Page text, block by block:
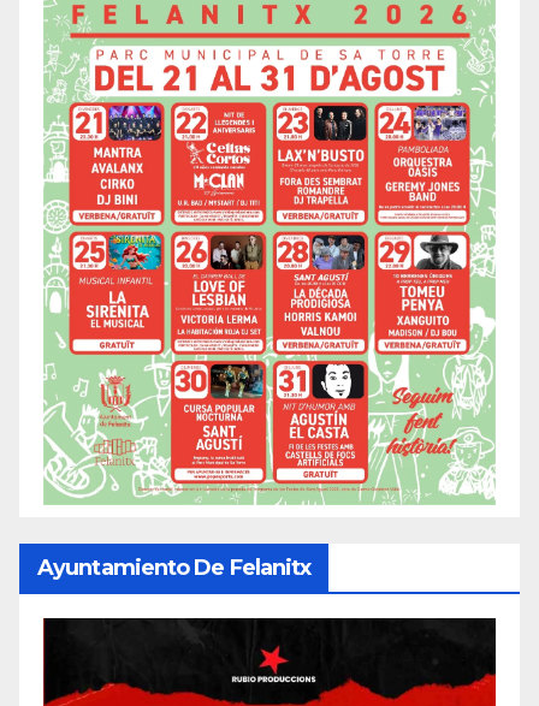
Ayuntamiento De Felanitx